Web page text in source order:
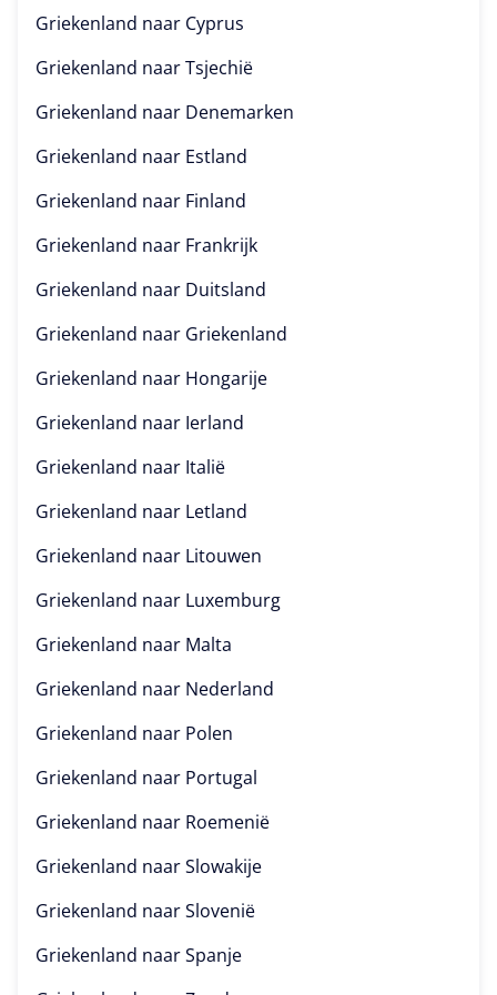
Griekenland naar Cyprus
Griekenland naarTsjechië
Griekenland naar Denemarken
Griekenland naar Estland
Griekenland naar Finland
Griekenland naar Frankrijk
Griekenland naar Duitsland
Griekenland naar Griekenland
Griekenland naar Hongarije
Griekenland naar Ierland
Griekenland naar Italië
Griekenland naar Letland
Griekenland naar Litouwen
Griekenland naar Luxemburg
Griekenland naar Malta
Griekenland naar Nederland
Griekenland naar Polen
Griekenland naar Portugal
Griekenland naar Roemenië
Griekenland naarSlowakije
Griekenland naarSlovenië
Griekenland naarSpanje